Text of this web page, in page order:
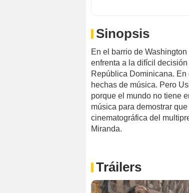
Sinopsis
En el barrio de
enfrenta a la difícil
República Dominicana.
hechas de música. Pero
porque el mundo no tiene
música para demostrar
cinematográfica del
Miranda.
Tráilers